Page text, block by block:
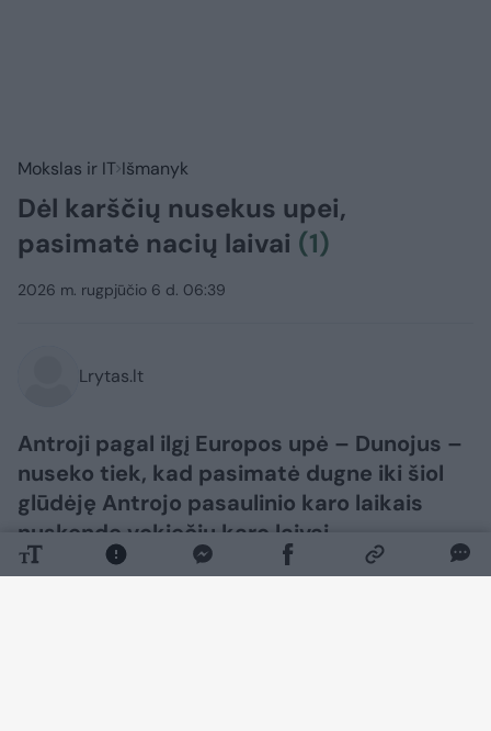
Mokslas ir IT Išmanyk
Dėl karščių nusekus upei,
pasimatė nacių laivai (1)
2026 m. rugpjūčio 6 d. 06:39
Lrytas.lt
Antroji pagal ilgį Europos upė – Dunojus –
nuseko tiek, kad pasimatė dugne iki šiol
glūdėję Antrojo pasaulinio karo laikais
nuskendę vokiečių karo laivai.